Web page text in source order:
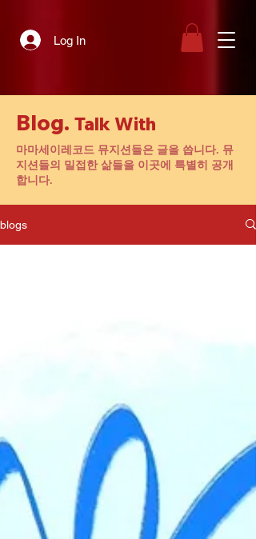
Log In
Blog. Talk With
마마세이레코드 뮤지션들은 글을 씁니다. 뮤
지션들의 밀접한 삶들을 이곳에 특별히 공개
합니다.
blogs